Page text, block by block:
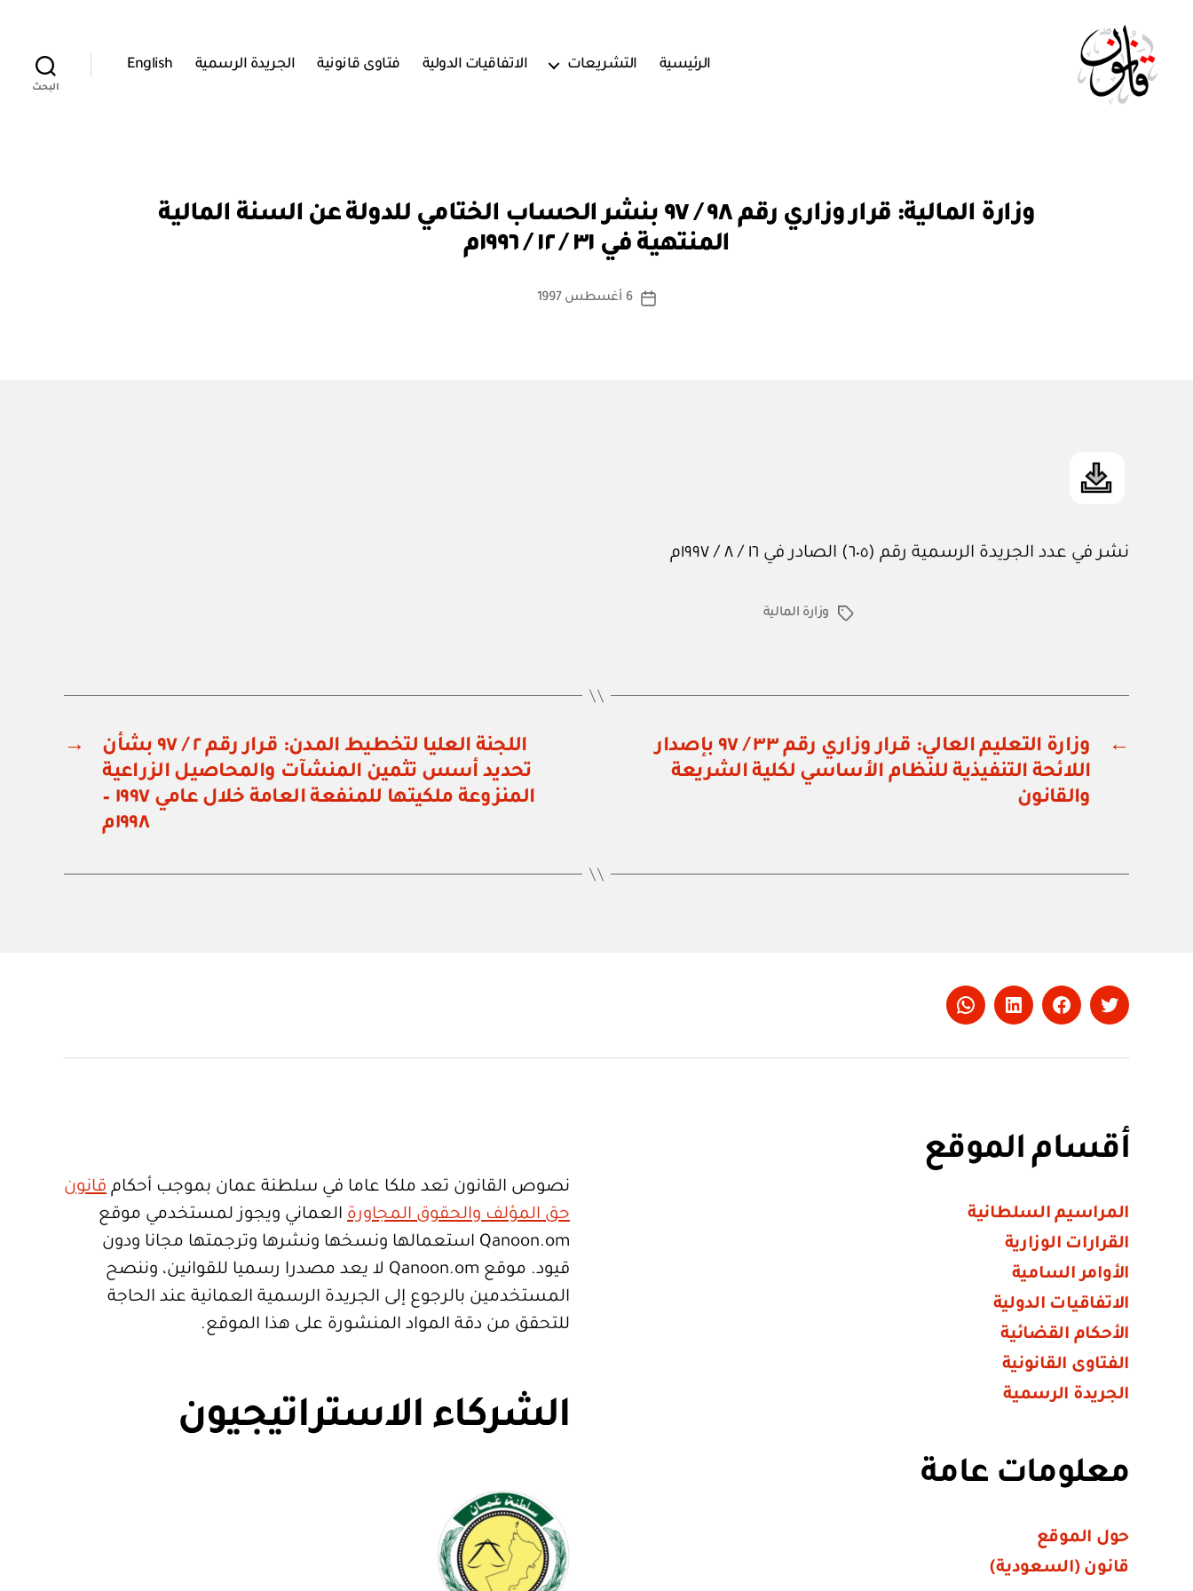
الرئيسية التشريعات الاتفاقيات الدولية فتاوى قانونية الجريدة الرسمية English
البحث
التصنيفات
وزارة المالية: قرار وزاري رقم ٩٨ / ٩٧ بنشر الحساب الختامي للدولة عن السنة المالية
المنتهية في ٣١ / ١٢ / ١٩٩٦م
كاتب
ا
س
ة
تاريخ
6 أغسطس 1997
نشر في عدد الجريدة الرسمية رقم (٦٠٥) الصادر في ١٦ / ٨ / ١٩٩٧م
الوسوموزارة المالية
←
وزارة التعليم العالي: قرار وزاري رقم ٣٣ / ٩٧ بإصدار
اللائحة التنفيذية للنظام الأساسي لكلية الشريعة
والقانون
→
اللجنة العليا لتخطيط المدن: قرار رقم ٢ / ٩٧ بشأن
تحديد أسس تثمين المنشآت والمحاصيل الزراعية
المنزوعة ملكيتها للمنفعة العامة خلال عامي ١٩٩٧ –
١٩٩٨م
Twitter
Facebook
LinkedIn
Whatsapp
أقسام الموقع
المراسيم السلطانية
القرارات الوزارية
الأوامر السامية
الاتفاقيات الدولية
الأحكام القضائية
الفتاوى القانونية
الجريدة الرسمية
معلومات عامة
حول الموقع
قانون (السعودية)
نصوص القانون تعد ملكا عاما في سلطنة عمان بموجب أحكام قانون
حق المؤلف والحقوق المجاورة العماني ويجوز لمستخدمي موقع
Qanoon.om استعمالها ونسخها ونشرها وترجمتها مجانا ودون
قيود. موقع Qanoon.om لا يعد مصدرا رسميا للقوانين، وننصح
المستخدمين بالرجوع إلى الجريدة الرسمية العمانية عند الحاجة
للتحقق من دقة المواد المنشورة على هذا الموقع.
الشركاء الاستراتيجيون